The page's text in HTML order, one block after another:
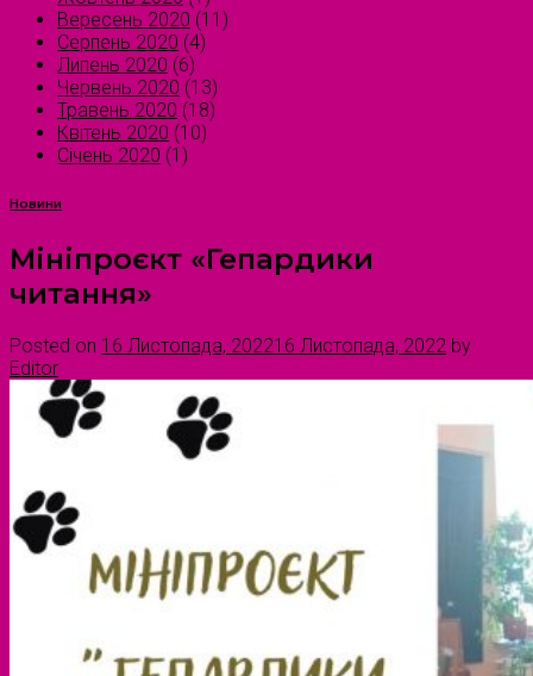
Вересень 2020 (11)
Серпень 2020 (4)
Липень 2020 (6)
Червень 2020 (13)
Травень 2020 (18)
Квітень 2020 (10)
Січень 2020 (1)
Новини
Мініпроєкт «Гепардики
читання»
Posted on 16 Листопада, 202216 Листопада, 2022 by
Editor